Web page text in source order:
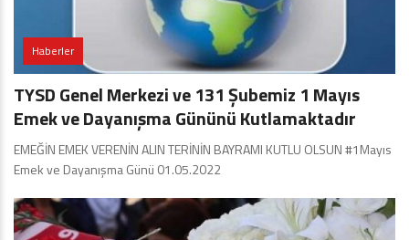
Haberler
TYSD Genel Merkezi ve 131 Şubemiz 1 Mayıs
Emek ve Dayanışma Gününü Kutlamaktadır
EMEĞİN EMEK VERENİN ALIN TERİNİN BAYRAMI KUTLU OLSUN #1Mayıs
Emek ve Dayanışma Günü 01.05.2022